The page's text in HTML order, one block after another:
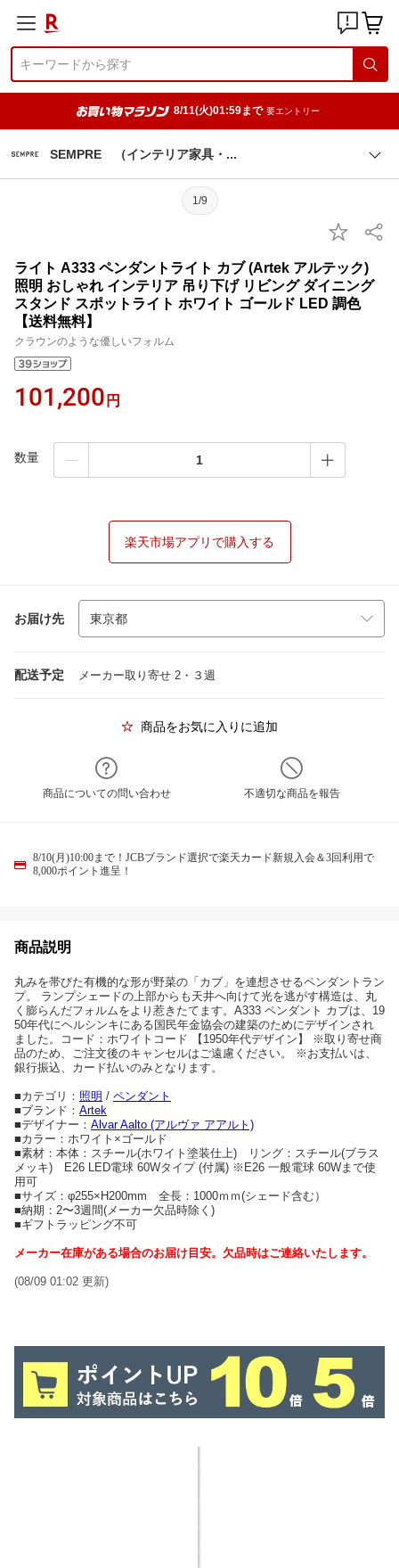
8/11(火)01:59まで 要エントリー
SEMPRE （インテリア家具 ・
1/9
ライト A333 ペンダントライト カブ (Artek アルテック)
照明 おしゃれ インテリア 吊り下げ リビング ダイニング
スタンド スポットライト ホワイト ゴールド LED 調色
【送料無料】
クラウンのような優しいフォルム
101,200 円
数量
楽天市場アプリで購入する
お届け先
配送予定 メーカー取り寄せ 2・３週
商品をお気に入りに追加
商品についての問い合わせ 不適切な商品を報告
8/10(月)10:00まで！JCBブランド選択で楽天カード新規入会＆3回利用で
8,000ポイント進呈！
商品説明
丸みを帯びた有機的な形が野菜の「カブ」を連想させるペンダントラン
プ。 ランプシェードの上部からも天井へ向けて光を逃がす構造は、丸
く膨らんだフォルムをより惹きたてます。A333 ペンダント カブは、19
50年代にヘルシンキにある国民年金協会の建築のためにデザインされ
ました。コード：ホワイトコード 【1950年代デザイン】 ※取り寄せ商
品のため、ご注文後のキャンセルはご遠慮ください。 ※お支払いは、
銀行振込、カード払いのみとなります。
■カテゴリ： 照明 / ペンダント
■ブランド： Artek
■デザイナー： Alvar Aalto (アルヴァ アアルト)
■カラー：ホワイト×ゴールド
■素材：本体：スチール(ホワイト塗装仕上) リング：スチール(ブラス
メッキ) E26 LED電球 60Wタイプ (付属) ※E26 一般電球 60Wまで使
用可
■サイズ：φ255×H200mm 全長：1000ｍｍ(シェード含む）
■納期：2〜3週間(メーカー欠品時除く)
■ギフトラッピング不可
メーカー在庫がある場合のお届け目安。欠品時はご連絡いたします。
(08/09 01:02 更新)